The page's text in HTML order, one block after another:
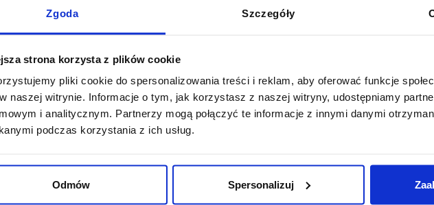
Zgoda Szczegóły
strona korzysta z plików cookie
pliki cookie do spersonalizowania treści i reklam, aby oferować funkcje
naszej witrynie. Informacje o tym, jak korzystasz z naszej witryny, udostępniamy
i analitycznym. Partnerzy mogą połączyć te informacje z innymi danymi
podczas korzystania z ich usług.
Odmów Spersonalizuj
Udostępnij go: